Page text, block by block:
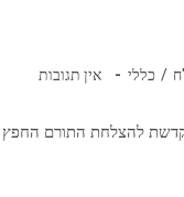
/ כללי אין תגובות
להצלחת התורם